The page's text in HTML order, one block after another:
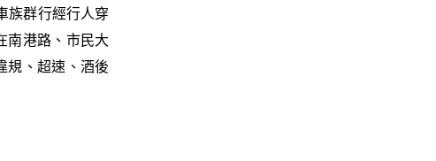
族群行經行人穿
南港路、市民大
規、超速、酒後